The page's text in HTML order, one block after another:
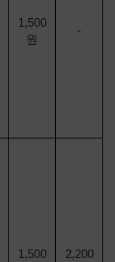
1,500
원
-
1,500
2,200